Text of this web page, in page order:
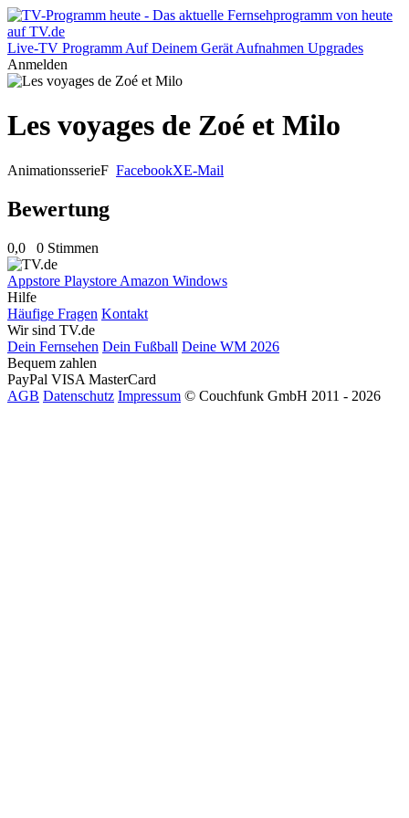
Live-TV Programm Auf Deinem Gerät Aufnahmen Upgrades
Anmelden
Les voyages de Zoé et Milo
AnimationsserieF FacebookXE-Mail
Bewertung
0,0 0 Stimmen
Appstore Playstore Amazon Windows
Hilfe
Häufige Fragen Kontakt
Wir sind TV.de
Dein Fernsehen Dein Fußball Deine WM 2026
Bequem zahlen
PayPal VISA MasterCard
AGB Datenschutz Impressum © Couchfunk GmbH 2011 - 2026